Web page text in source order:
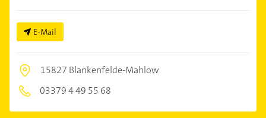
E-Mail
15827 Blankenfelde-Mahlow
03379 4 49 55 68